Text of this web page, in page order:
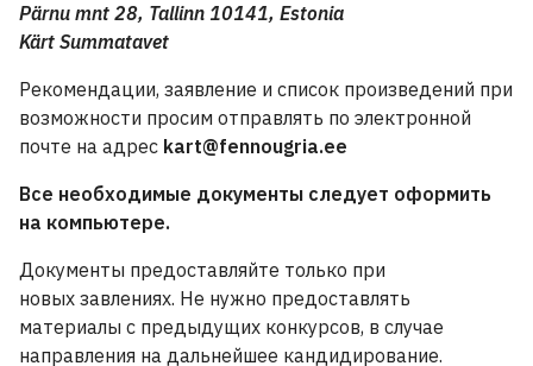
Pärnu mnt 28, Tallinn 10141, Estonia
Kärt Summatavet
Рекомендации, заявление и список произведений при
возможности просим отправлять по электронной
почте на адрес kart@fennougria.ee
Все необходимые документы следует оформить
на компьютере.
Документы предоставляйте только при
новых завлениях. Не нужно предоставлять
материалы с предыдущих конкурсов, в случае
направления на дальнейшее кандидирование.